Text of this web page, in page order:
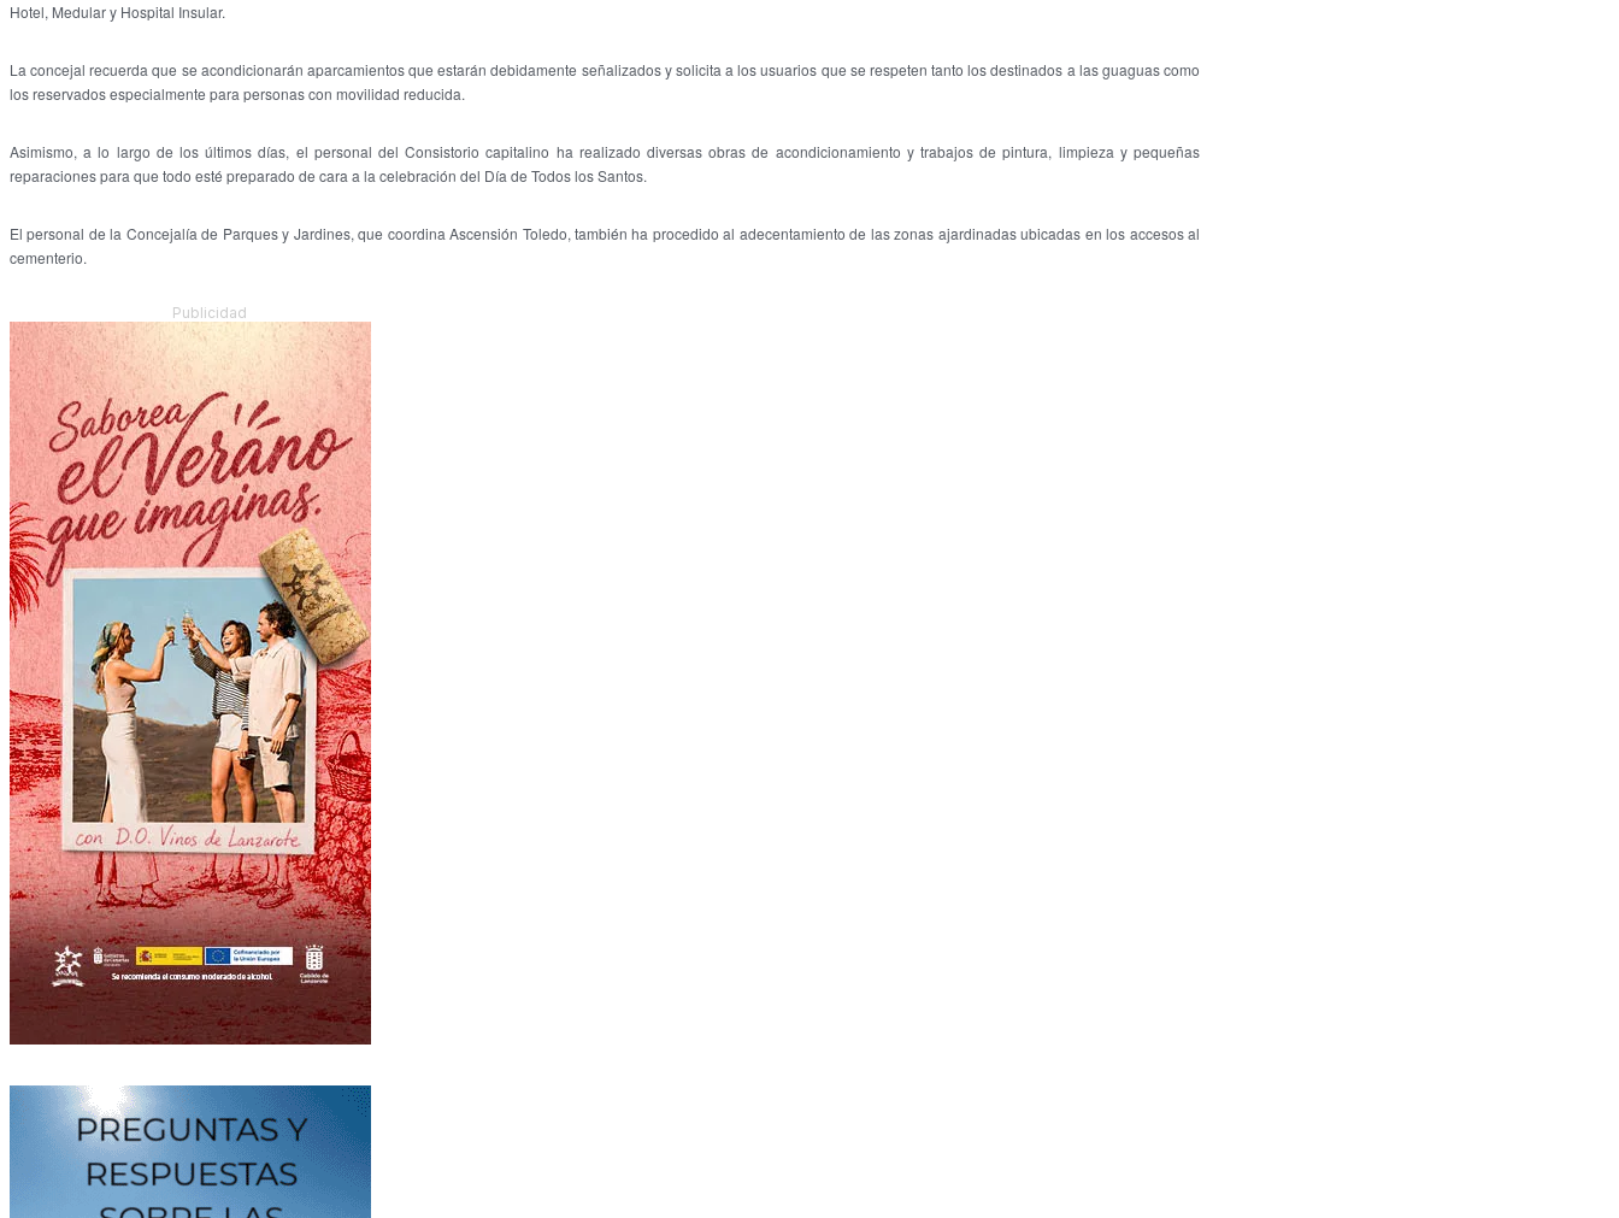
Hotel, Medular y Hospital Insular.
La concejal recuerda que se acondicionarán aparcamientos que estarán debidamente señalizados y solicita a los usuarios que se respeten tanto los destinados a las guaguas como
los reservados especialmente para personas con movilidad reducida.
Asimismo, a lo largo de los últimos días, el personal del Consistorio capitalino ha realizado diversas obras de acondicionamiento y trabajos de pintura, limpieza y pequeñas
reparaciones para que todo esté preparado de cara a la celebración del Día de Todos los Santos.
El personal de la Concejalía de Parques y Jardines, que coordina Ascensión Toledo, también ha procedido al adecentamiento de las zonas ajardinadas ubicadas en los accesos al
cementerio.
Publicidad